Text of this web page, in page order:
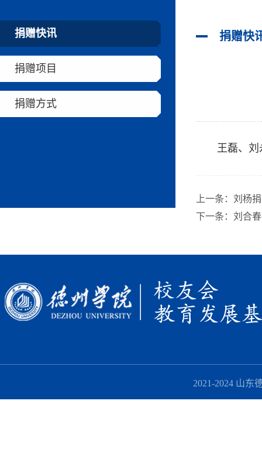
捐赠快讯
捐赠项目
捐赠方式
捐赠快
王磊、刘
上一条： 刘杨
下一条： 刘合
2021-2024 山东